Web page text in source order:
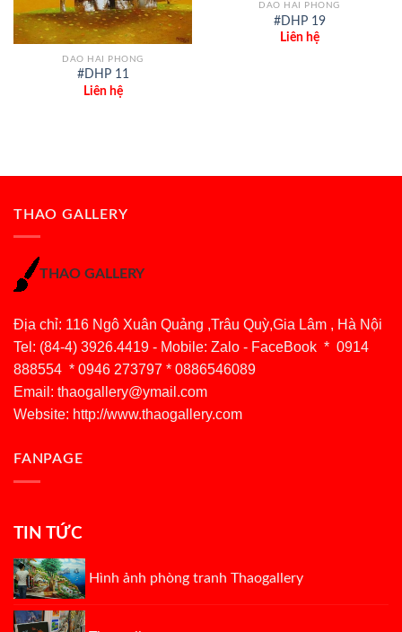
DAO HAI PHONG
#DHP 11
Liên hệ
DAO HAI PHONG
#DHP 19
Liên hệ
THAO GALLERY
THAO GALLERY
Địa chỉ: 116 Ngô Xuân Quảng ,Trâu Quỳ,Gia Lâm , Hà Nội
Tel: (84-4) 3926.4419 - Mobile: Zalo - FaceBook * 0914
888554 * 0946 273797 * 0886546089
Email: thaogallery@ymail.com
Website: http://www.thaogallery.com
FANPAGE
TIN TỨC
Hình ảnh phòng tranh Thaogallery